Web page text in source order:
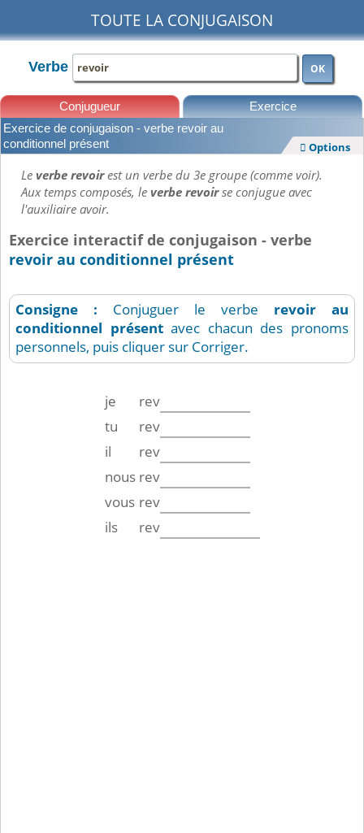
TOUTE LA CONJUGAISON
Verbe OK
Conjugueur Exercice
Leçons
Exercice de conjugaison - verbe revoir au
conditionnel présent
 Options
Leverbe revoirest un verbe du 3e groupe (comme voir).
Aux temps composés, leverbe revoirse conjugue avec
l'auxiliaire avoir.
Exercice interactif de conjugaison - verbe
revoir au conditionnel présent
Consigne : Conjuguer le verbe revoir
au
conditionnel présentavec chacun des pronoms
personnels, puis cliquer sur Corriger.
je
rev
tu
rev
il
rev
nous rev
vous rev
ils
rev